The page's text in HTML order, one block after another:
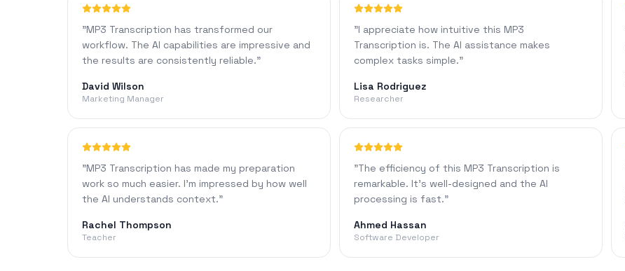
"MP3 Transcription has transformed our
workflow. The AI capabilities are impressive and
the results are consistently reliable."
David Wilson
Marketing Manager
"I appreciate how intuitive this MP3
Transcription is. The AI assistance makes
complex tasks simple."
Lisa Rodriguez
Researcher
"MP3 Transcription has made my preparation
work so much easier. I'm impressed by how well
the AI understands context."
Rachel Thompson
Teacher
"The efficiency of this MP3 Transcription is
remarkable. It's well-designed and the AI
processing is fast."
Ahmed Hassan
Software Developer